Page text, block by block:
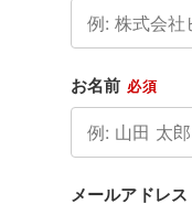
お名前 必須
メールアドレス